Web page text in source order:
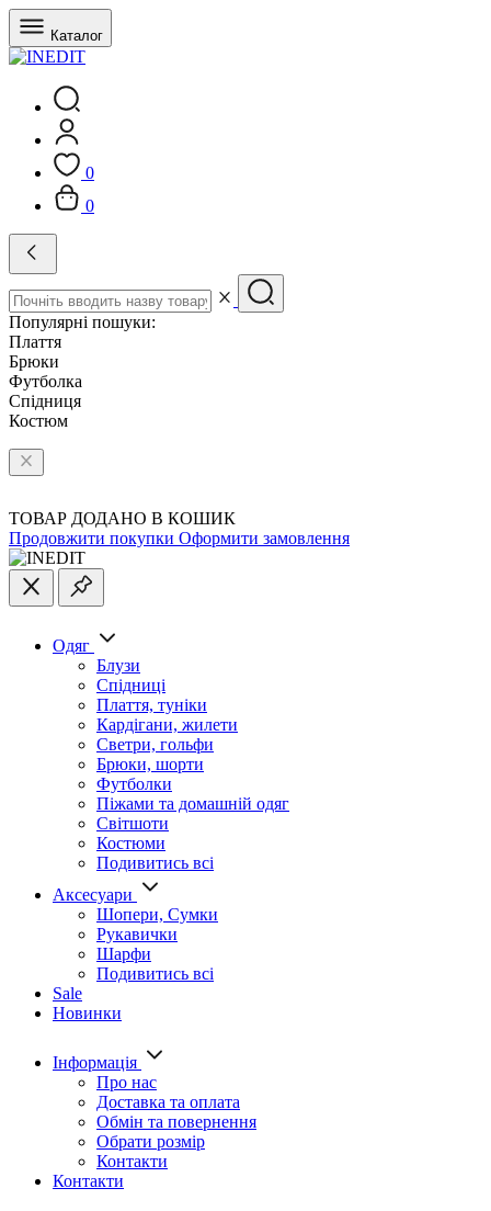
Каталог
0
0
Популярні пошуки:
Плаття
Брюки
Футболка
Спідниця
Костюм
ТОВАР ДОДАНО В КОШИК
Продовжити покупки Оформити замовлення
Одяг
Блузи
Спідниці
Плаття, туніки
Кардігани, жилети
Светри, гольфи
Брюки, шорти
Футболки
Піжами та домашній одяг
Світшоти
Костюми
Подивитись всі
Аксесуари
Шопери, Сумки
Рукавички
Шарфи
Подивитись всі
Sale
Новинки
Інформація
Про нас
Доставка та оплата
Обмін та повернення
Обрати розмір
Контакти
Контакти